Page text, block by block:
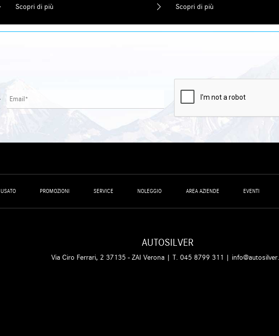
Scopri di più Scopri di più
USATO PROMOZIONI SERVICE NOLEGGIO AREA AZIENDE EVENTI
AUTOSILVER
Via Ciro Ferrari, 2 37135 - ZAI Verona | T.045 8799 311 |